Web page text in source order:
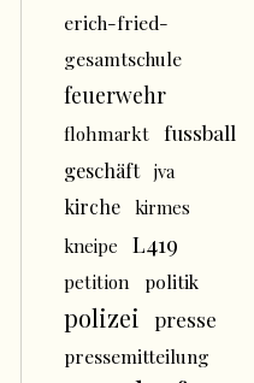
erich-fried-
gesamtschule
feuerwehr
flohmarkt fussball
geschäft jva
kirche
kirmes
kneipe
L419
petition politik
polizei presse
pressemitteilung